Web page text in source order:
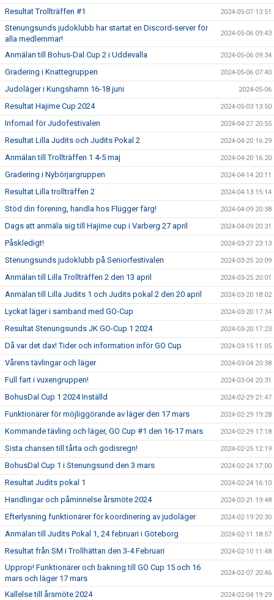
Resultat Trollträffen #1 2024-05-07 13:51
Stenungsunds judoklubb har startat en Discord-server för
alla medlemmar!
2024-05-06 09:43
Anmälan till Bohus-Dal Cup 2 i Uddevalla 2024-05-06 09:34
Gradering i Knattegruppen 2024-05-06 07:40
Judoläger i Kungshamn 16-18 juni 2024-05-06
Resultat Hajime Cup 2024 2024-05-03 13:50
Infomail för Judofestivalen 2024-04-27 20:55
Resultat Lilla Judits och Judits Pokal 2 2024-04-20 16:29
Anmälan till Trollträffen 1 4-5 maj 2024-04-20 16:20
Gradering i Nybörjargruppen 2024-04-14 20:11
Resultat Lilla trollträffen 2 2024-04-13 15:14
Stöd din förening, handla hos Flügger färg! 2024-04-09 20:38
Dags att anmäla sig till Hajime cup i Varberg 27 april 2024-04-09 20:31
Påskledigt! 2024-03-27 23:13
Stenungsunds judoklubb på Seniorfestivalen 2024-03-25 20:09
Anmälan till Lilla Trollträffen 2 den 13 april 2024-03-25 20:01
Anmälan till Lilla Judits 1 och Judits pokal 2 den 20 april 2024-03-20 18:02
Lyckat läger i samband med GO-Cup 2024-03-20 17:34
Resultat Stenungsunds JK GO-Cup 1 2024 2024-03-20 17:23
Då var det dax! Tider och information inför GO Cup 2024-03-15 11:05
Vårens tävlingar och läger 2024-03-04 20:38
Full fart i vuxengruppen! 2024-03-04 20:31
BohusDal Cup 1 2024 Inställd 2024-02-29 21:47
Funktionärer för möjliggörande av läger den 17 mars 2024-02-29 19:28
Kommande tävling och läger, GO Cup #1 den 16-17 mars 2024-02-29 17:18
Sista chansen till tårta och godisregn! 2024-02-25 12:19
BohusDal Cup 1 i Stenungsund den 3 mars 2024-02-24 17:00
Resultat Judits pokal 1 2024-02-24 16:10
Handlingar och påminnelse årsmöte 2024 2024-02-21 19:48
Efterlysning funktionärer för koordinering av judoläger 2024-02-19 20:30
Anmälan till Judits Pokal 1, 24 februari i Göteborg 2024-02-11 18:57
Resultat från SM i Trollhättan den 3-4 Februari 2024-02-10 11:48
Upprop! Funktionärer och bakning till GO Cup 15 och 16
mars och läger 17 mars
2024-02-07 20:46
Kallelse till årsmöte 2024 2024-02-04 19:29